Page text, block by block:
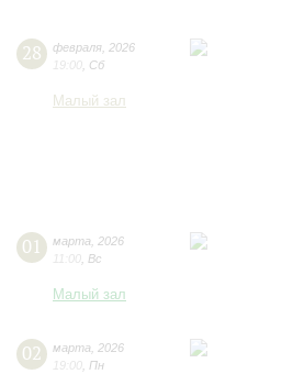
28 февраля 2026
19:00 Сб
Малый зал
01 марта
2026
11:00 Вс
Малый зал
02 марта
2026
19:00 Пн